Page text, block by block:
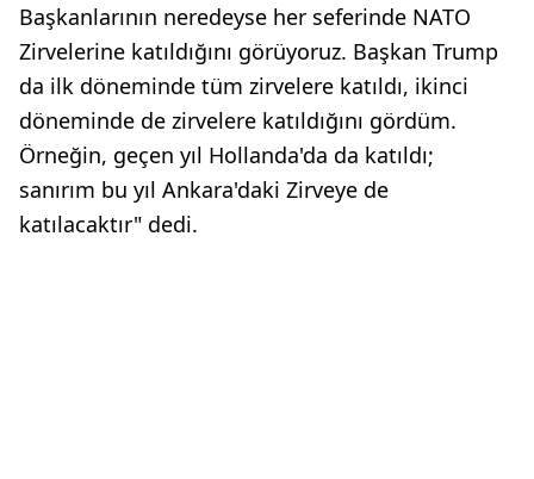
Başkanlarının neredeyse her seferinde NATO
Zirvelerine katıldığını görüyoruz. Başkan Trump
da ilk döneminde tüm zirvelere katıldı, ikinci
döneminde de zirvelere katıldığını gördüm.
Örneğin, geçen yıl Hollanda'da da katıldı;
sanırım bu yıl Ankara'daki Zirveye de
katılacaktır" dedi.